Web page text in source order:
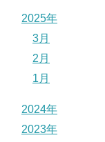
2025年
3月
2月
1月
2024年
2023年